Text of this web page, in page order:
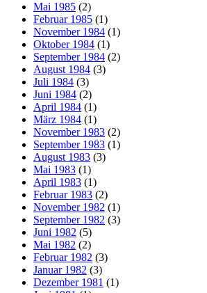
Mai 1985 (2)
Februar 1985 (1)
November 1984 (1)
Oktober 1984 (1)
September 1984 (2)
August 1984 (3)
Juli 1984 (3)
Juni 1984 (2)
April 1984 (1)
März 1984 (1)
November 1983 (2)
September 1983 (1)
August 1983 (3)
Mai 1983 (1)
April 1983 (1)
Februar 1983 (2)
November 1982 (1)
September 1982 (3)
Juni 1982 (5)
Mai 1982 (2)
Februar 1982 (3)
Januar 1982 (3)
Dezember 1981 (1)